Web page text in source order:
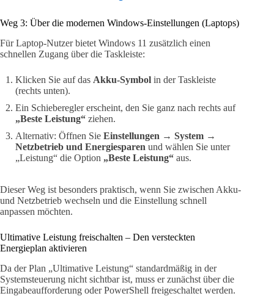
Weg 3: Über die modernen Windows-Einstellungen (Laptops)
Für Laptop-Nutzer bietet Windows 11 zusätzlich einen
schnellen Zugang über die Taskleiste:
Klicken Sie auf das Akku-Symbol in der Taskleiste
(rechts unten).
Ein Schieberegler erscheint, den Sie ganz nach rechts auf
„Beste Leistung“ ziehen.
Alternativ: Öffnen Sie Einstellungen → System →
Netzbetrieb und Energiesparen und wählen Sie unter
„Leistung“ die Option „Beste Leistung“ aus.
Dieser Weg ist besonders praktisch, wenn Sie zwischen Akku-
und Netzbetrieb wechseln und die Einstellung schnell
anpassen möchten.
Ultimative Leistung freischalten – Den versteckten
Energieplan aktivieren
Da der Plan „Ultimative Leistung“ standardmäßig in der
Systemsteuerung nicht sichtbar ist, muss er zunächst über die
Eingabeaufforderung oder PowerShell freigeschaltet werden.